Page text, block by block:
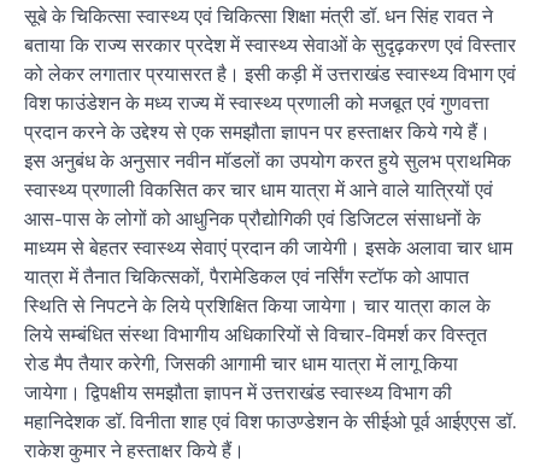
सूबे के चिकित्सा स्वास्थ्य एवं चिकित्सा शिक्षा मंत्री डॉ. धन सिंह रावत ने
बताया कि राज्य सरकार प्रदेश में स्वास्थ्य सेवाओं के सुदृढ़करण एवं विस्तार
को लेकर लगातार प्रयासरत है। इसी कड़ी में उत्तराखंड स्वास्थ्य विभाग एवं
विश फाउंडेशन के मध्य राज्य में स्वास्थ्य प्रणाली को मजबूत एवं गुणवत्ता
प्रदान करने के उद्देश्य से एक समझौता ज्ञापन पर हस्ताक्षर किये गये हैं।
इस अनुबंध के अनुसार नवीन मॉडलों का उपयोग करत हुये सुलभ प्राथमिक
स्वास्थ्य प्रणाली विकसित कर चार धाम यात्रा में आने वाले यात्रियों एवं
आस-पास के लोगों को आधुनिक प्रौद्योगिकी एवं डिजिटल संसाधनों के
माध्यम से बेहतर स्वास्थ्य सेवाएं प्रदान की जायेगी। इसके अलावा चार धाम
यात्रा में तैनात चिकित्सकों, पैरामेडिकल एवं नर्सिंग स्टॉफ को आपात
स्थिति से निपटने के लिये प्रशिक्षित किया जायेगा। चार यात्रा काल के
लिये सम्बंधित संस्था विभागीय अधिकारियों से विचार-विमर्श कर विस्तृत
रोड मैप तैयार करेगी, जिसकी आगामी चार धाम यात्रा में लागू किया
जायेगा। द्विपक्षीय समझौता ज्ञापन में उत्तराखंड स्वास्थ्य विभाग की
महानिदेशक डॉ. विनीता शाह एवं विश फाउण्डेशन के सीईओ पूर्व आईएएस डॉ.
राकेश कुमार ने हस्ताक्षर किये हैं।